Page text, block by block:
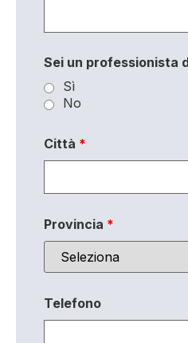
Sei un professionista
Sì
No
Città *
Provincia *
Telefono